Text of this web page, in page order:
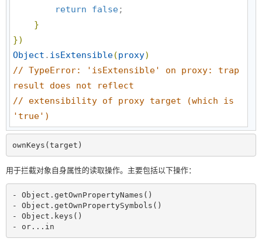
return
false;
}
})
Object . isExtensible(proxy)
// TypeError: 'isExtensible' on proxy: trap
result does not reflect
// extensibility of proxy target (which is
'true')
ownKeys(target)
用于拦截对象自身属性的读取操作。主要包括以下操作：
- Object.getOwnPropertyNames()
- Object.getOwnPropertySymbols()
- Object.keys()
- or...in